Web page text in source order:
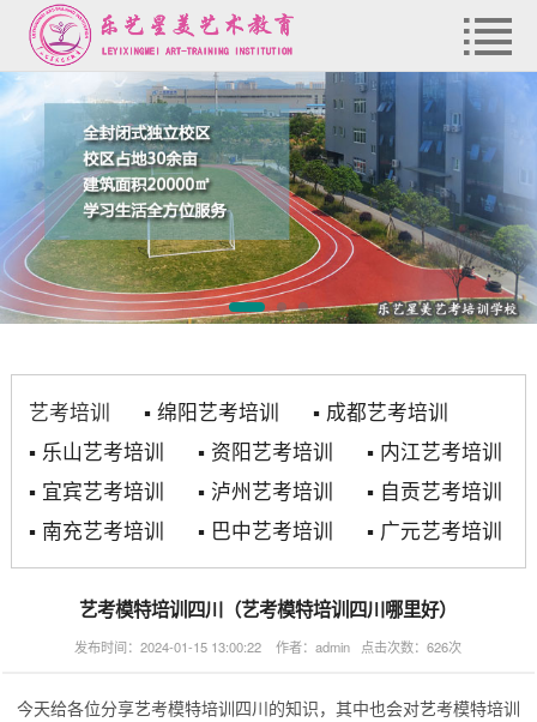
艺考培训 ▪ 绵阳艺考培训 ▪ 成都艺考培训
▪ 乐山艺考培训 ▪ 资阳艺考培训 ▪ 内江艺考培训
▪ 宜宾艺考培训 ▪ 泸州艺考培训 ▪ 自贡艺考培训
▪ 南充艺考培训 ▪ 巴中艺考培训 ▪ 广元艺考培训
艺考模特培训四川（艺考模特培训四川哪里好）
发布时间：2024-01-15 13:00:22 作者：admin 点击次数：626次
今天给各位分享艺考模特培训四川的知识，其中也会对艺考模特培训